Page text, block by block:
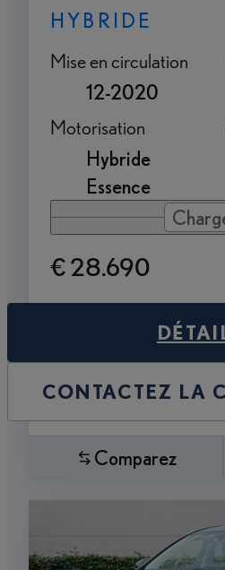
HYBRIDE
Mise en circulation
12-2020
Motorisation
Hybride
Essence
€ 28.690
CONTACTEZ LA
Comparez